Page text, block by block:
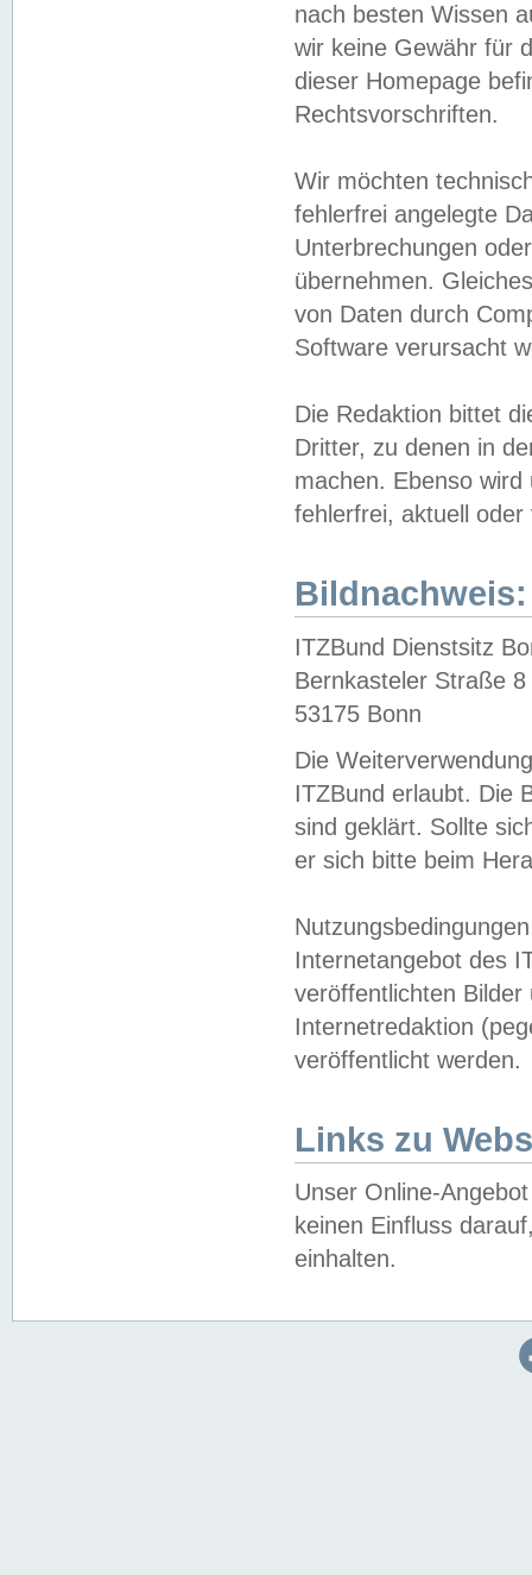
nach besten Wissen
wir keine Gewähr für
dieser Homepage
Rechtsvorschriften.
Wir möchten
fehlerfrei angelegte
Unterbrechungen
übernehmen.
von Daten durch
Software verursacht
Die Redaktion bittet
Dritter, zu denen in
machen. Ebenso
fehlerfrei, aktuell oder
Bildnachweis:
ITZBund Dienstsitz
Bernkasteler Straße 8
53175 Bonn
Die
ITZBund erlaubt. Die
sind geklärt. Sollte
er sich bitte beim
Internetangebot des
veröffentlichten
Internetredaktion
veröffentlicht werden.
Links zu
Unser Online-
keinen Einfluss
einhalten.